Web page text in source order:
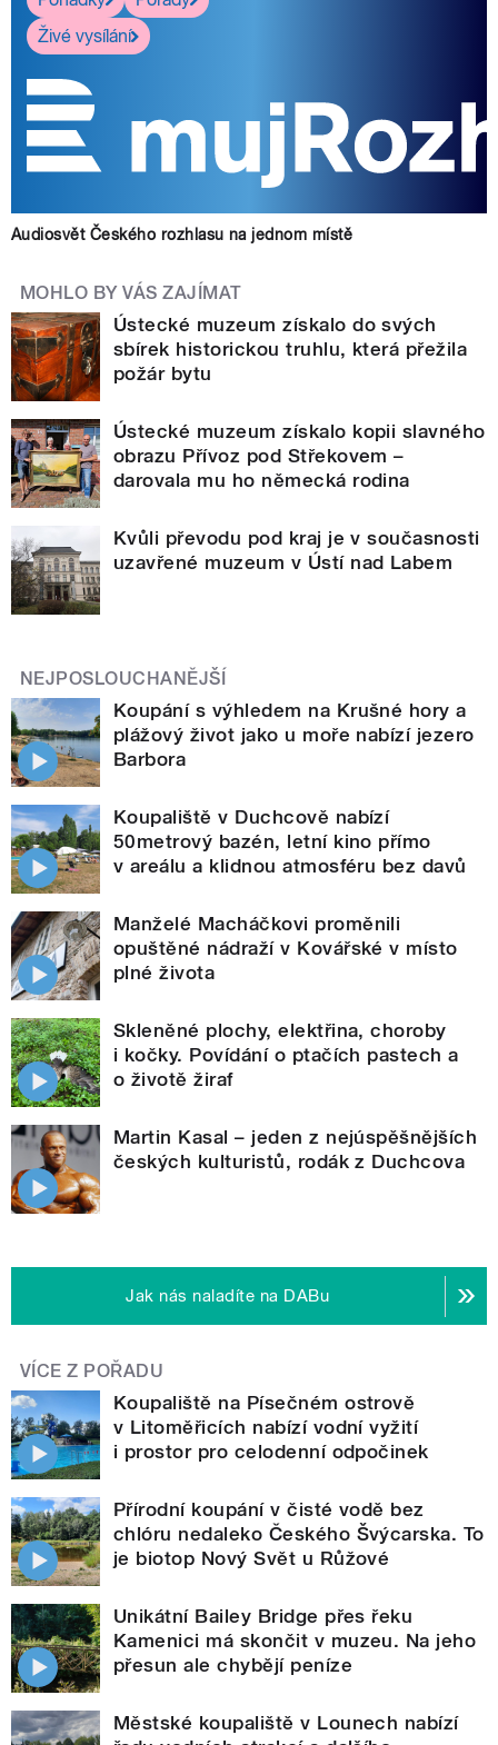
Živé vysílání
Audiosvět Českého rozhlasu na jednom místě
MOHLO BY VÁS ZAJÍMAT
Ústecké muzeum získalo do svých
sbírek historickou truhlu, která přežila
požár bytu
Ústecké muzeum získalo kopii slavného
obrazu Přívoz pod Střekovem –
darovala mu ho německá rodina
Kvůli převodu pod kraj je v současnosti
uzavřené muzeum v Ústí nad Labem
NEJPOSLOUCHANĚJŠÍ
Koupání s výhledem na Krušné hory a
plážový život jako u moře nabízí jezero
Barbora
Koupaliště v Duchcově nabízí
50metrový bazén, letní kino přímo
v areálu a klidnou atmosféru bez davů
Manželé Macháčkovi proměnili
opuštěné nádraží v Kovářské v místo
plné života
Skleněné plochy, elektřina, choroby
i kočky. Povídání o ptačích pastech a
o životě žiraf
Martin Kasal – jeden z nejúspěšnějších
českých kulturistů, rodák z Duchcova
Jak nás naladíte na DABu
VÍCE Z POŘADU
Koupaliště na Písečném ostrově
v Litoměřicích nabízí vodní vyžití
i prostor pro celodenní odpočinek
Přírodní koupání v čisté vodě bez
chlóru nedaleko Českého Švýcarska. To
je biotop Nový Svět u Růžové
Unikátní Bailey Bridge přes řeku
Kamenici má skončit v muzeu. Na jeho
přesun ale chybějí peníze
Městské koupaliště v Lounech nabízí